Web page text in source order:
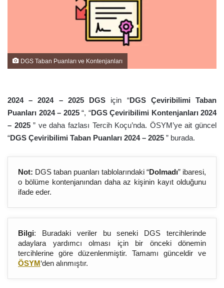
DGS Taban Puanları ve Kontenjanları
2024 – 2024 – 2025DGS için “DGS Çeviribilimi Taban
Puanları 2024 – 2025 “, “DGS Çeviribilimi Kontenjanları 2024
– 2025 ” ve daha fazlası Tercih Koçu’nda. ÖSYM’ye ait güncel
“DGS Çeviribilimi Taban Puanları 2024 – 2025 ” burada.
Not: DGS taban puanları tablolarındaki “Dolmadı” ibaresi,
o bölüme kontenjanından daha az kişinin kayıt olduğunu
ifade eder.
Bilgi: Buradaki veriler bu seneki DGS tercihlerinde
adaylara yardımcı olması için bir önceki dönemin
tercihlerine göre düzenlenmiştir. Tamamı günceldir ve
ÖSYM‘den alınmıştır.